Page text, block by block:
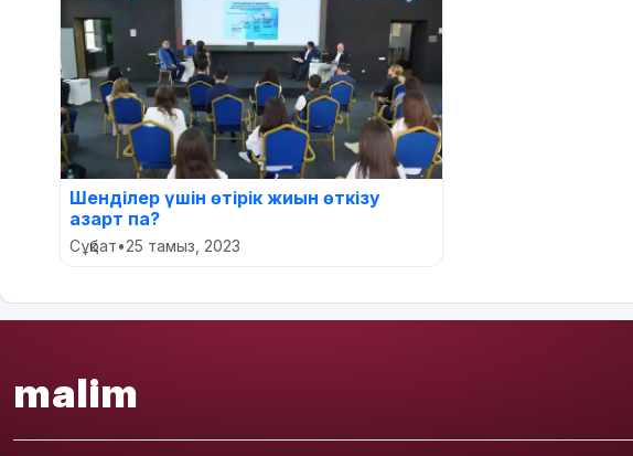
Шенділер үшін өтірік жиын өткізу
азарт па?
Сұқбат•25 тамыз, 2023
malim